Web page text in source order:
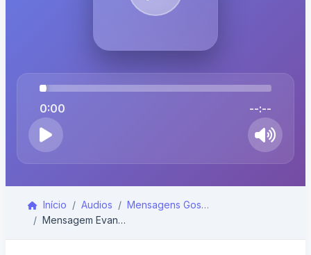
0:00 --:--
Início Audios
Mensagens Gospel
Mensagem Evangélica Geral: Palavra de Fé e Esperan...